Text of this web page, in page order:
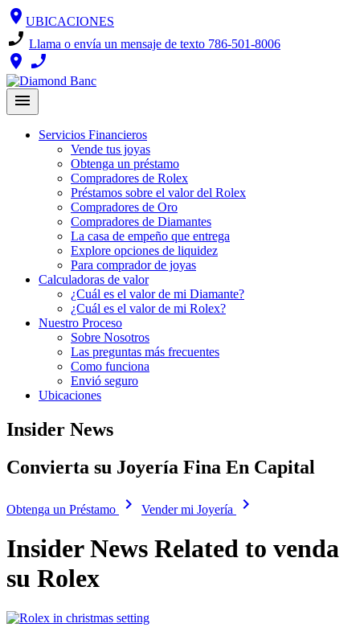
Skip
to
content
location_on UBICACIONES
phone_enabled Llama o envía un mensaje de texto 786-501-8006
location_on phone_enabled
menu
Servicios Financieros
Vende tus joyas
Obtenga un préstamo
Compradores de Rolex
Préstamos sobre el valor del Rolex
Compradores de Oro
Compradores de Diamantes
La casa de empeño que entrega
Explore opciones de liquidez
Para comprador de joyas
Calculadoras de valor
¿Cuál es el valor de mi Diamante?
¿Cuál es el valor de mi Rolex?
Nuestro Proceso
Sobre Nosotros
Las preguntas más frecuentes
Como funciona
Envió seguro
Ubicaciones
Insider News
Convierta su Joyería Fina En Capital
Obtenga un Préstamo navigate_next Vender mi Joyería navigate_next
Insider News Related to venda
su Rolex